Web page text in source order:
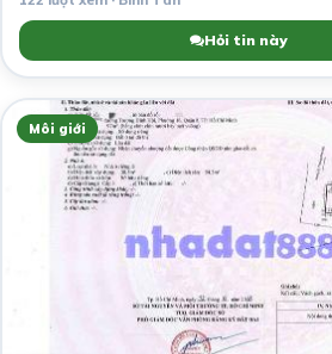
Hỏi tin này
Môi giới